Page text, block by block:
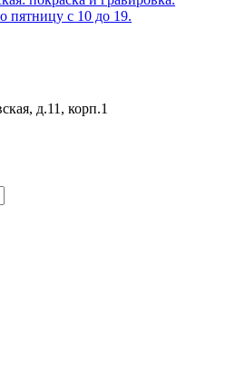
пятницу с 10 до 19.
д.11, корп.1